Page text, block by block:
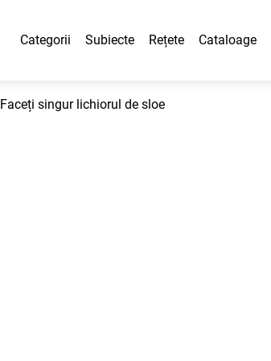
Categorii Subiecte Rețete Cataloage
Faceți singur lichiorul de sloe